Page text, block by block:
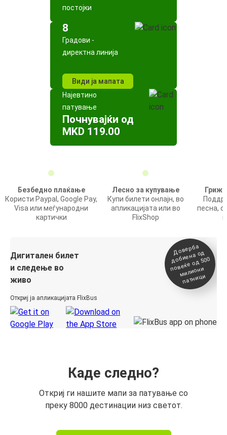
постојки
8
Градови -
директна линија
Види ја мапата
Најевтино
патување
Почнувајќи од
MKD 119.00
Безбедно плаќање
Користи Paypal, Google Pay,
Visa или меѓународни
картички
Лесно за купување
Купи билети онлајн, во
апликацијата или во
FlixShop
песна,
Дигитален билет
и следење во
живо
Откриј ја апликацијата FlixBus
Доверба
добиена о
д
повеќе о
д 500
милиони
патници
Каде следно?
Откриј ги нашите мапи за патување со
преку 8000 дестинации низ светот.